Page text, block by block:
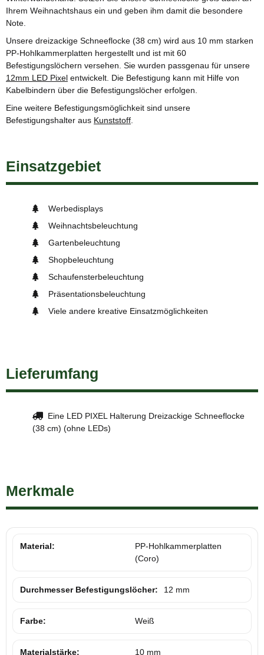
Ihrem Weihnachtshaus ein und geben ihm damit die besondere
Note.
Unsere dreizackige Schneeflocke (38 cm) wird aus 10 mm starken
PP-Hohlkammerplatten hergestellt und ist mit 60
Befestigungslöchern versehen. Sie wurden passgenau für unsere
12mm LED Pixel entwickelt. Die Befestigung kann mit Hilfe von
Kabelbindern über die Befestigungslöcher erfolgen.
Eine weitere Befestigungsmöglichkeit sind unsere
Befestigungshalter aus Kunststoff
Einsatzgebiet
Werbedisplays
Weihnachtsbeleuchtung
Gartenbeleuchtung
Shopbeleuchtung
Schaufensterbeleuchtung
Präsentationsbeleuchtung
Viele andere kreative Einsatzmöglichkeiten
Lieferumfang
Eine LED PIXEL Halterung Dreizackige Schneeflocke
(38 cm) (ohne LEDs)
Merkmale
Material:
PP-Hohlkammerplatten
(Coro)
Durchmesser Befestigungslöcher: 12 mm
Farbe: Weiß
Materialstärke: 10 mm